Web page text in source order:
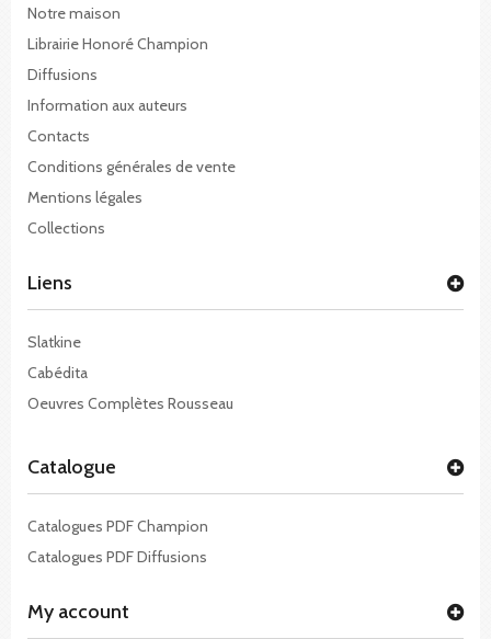
Notre maison
Librairie Honoré Champion
Diffusions
Information aux auteurs
Contacts
Conditions générales de vente
Mentions légales
Collections
Liens
Slatkine
Cabédita
Oeuvres Complètes Rousseau
Catalogue
Catalogues PDF Champion
Catalogues PDF Diffusions
My account